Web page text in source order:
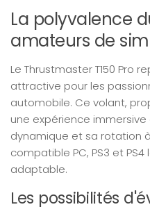
La polyvalence
amateurs de
Le Thrustmaster T150 Pro
attractive pour les
automobile. Ce volant,
une expérience
dynamique et sa rotation
compatible PC, PS3 et
adaptable.
Les possibilités